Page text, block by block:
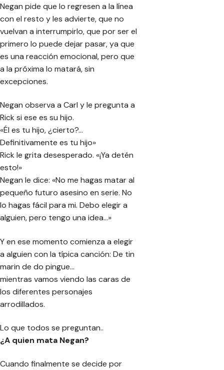
Negan pide que lo regresen a la línea
con el resto y les advierte, que no
vuelvan a interrumpirlo, que por ser el
primero lo puede dejar pasar, ya que
es una reacción emocional, pero que
a la próxima lo matará, sin
excepciones.
Negan observa a Carl y le pregunta a
Rick si ese es su hijo.
«Él es tu hijo, ¿cierto?…
Definitivamente es tu hijo»
Rick le grita desesperado. «¡Ya detén
esto!»
Negan le dice: «No me hagas matar al
pequeño futuro asesino en serie. No
lo hagas fácil para mi. Debo elegir a
alguien, pero tengo una idea…»
Y en ese momento comienza a elegir
a alguien con la típica canción: De tin
marin de do pingue…
mientras vamos viendo las caras de
los diferentes personajes
arrodillados.
Lo que todos se preguntan..
¿A quien mata Negan?
Cuando finalmente se decide por